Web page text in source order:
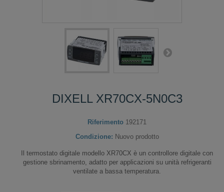
DIXELL XR70CX-5N0C3
Riferimento 192171
Condizione: Nuovo prodotto
Il termostato digitale modello XR70CX è un controllore digitale con
gestione sbrinamento, adatto per applicazioni su unità refrigeranti
ventilate a bassa temperatura.